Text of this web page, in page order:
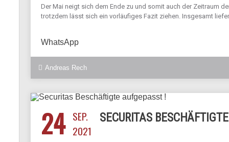
Der Mai neigt sich dem Ende zu und somit auch der Zeitraum
trotzdem lässt sich ein vorläufiges Fazit ziehen. Insgesamt
WhatsApp
Andreas Rech
24 SEP.
2021
SECURITAS